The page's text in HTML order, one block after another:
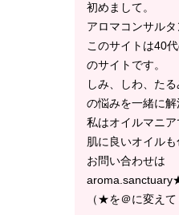
初めまして。
アロマコンサルタ
このサイトは40
のサイトです。
しみ、しわ、た
の悩みを一緒に解
私はオイルマニ
肌に良いオイルも
お問い合わせは
（★を＠に変えて